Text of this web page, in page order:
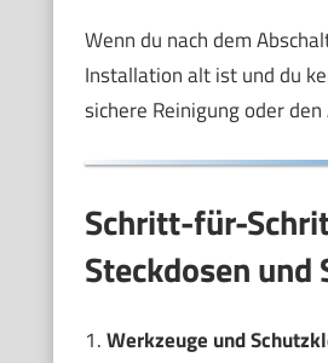
Wenn du nach dem
Installation alt ist und du
sichere Reinigung oder
Schritt-für-
Steckdosen
1.Werkzeuge und